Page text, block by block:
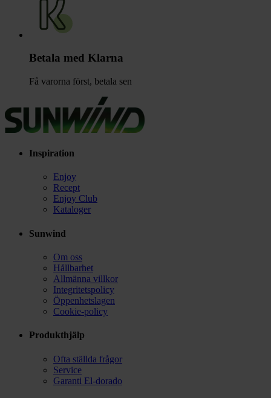
Betala med Klarna
Få varorna först, betala sen
Inspiration
Enjoy
Recept
Enjoy Club
Kataloger
Sunwind
Om oss
Hållbarhet
Allmänna villkor
Integritetspolicy
Öppenhetslagen
Cookie-policy
Produkthjälp
Ofta ställda frågor
Service
Garanti El-dorado